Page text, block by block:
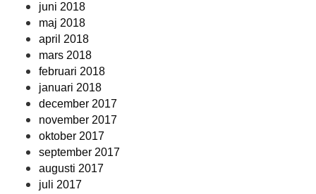
juni 2018
maj 2018
april 2018
mars 2018
februari 2018
januari 2018
december 2017
november 2017
oktober 2017
september 2017
augusti 2017
juli 2017